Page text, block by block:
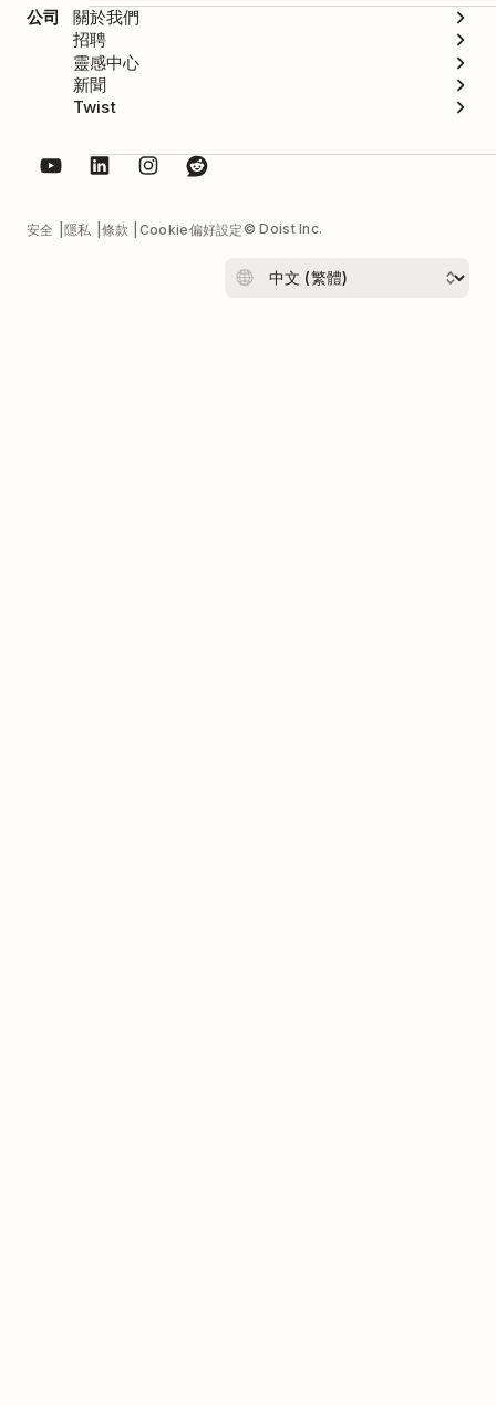
公司
關於我們
招聘
靈感中心
新聞
Twist
安全 隱私 條款 Cookie偏好設定© Doist Inc.